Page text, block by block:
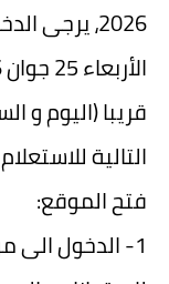
2026، يرجى
قريبا (اليوم و
التالية
فتح الموقع:
1- الدخول الى